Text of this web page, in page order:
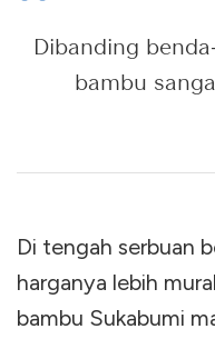
Dibanding
bambu
Di tengah serbuan
harganya lebih
bambu Sukabumi